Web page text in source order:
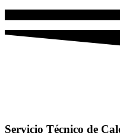
Servicio Técnico de